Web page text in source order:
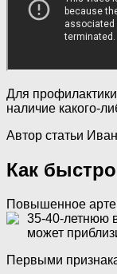
Для
наличие какого-
Автор статьи
Как
Повышенное
35-40-летнюю
может
Первыми